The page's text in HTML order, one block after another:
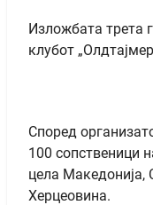
Изложбата трета
клубот
Според
100 сопственици
цела Македонија,
Херцеовина.